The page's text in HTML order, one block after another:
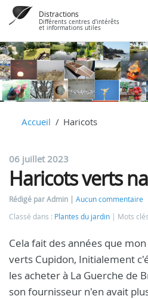
Distractions
Différents centres d'intérêts
et informations utiles
Accueil Haricots
06 juillet 2023
Haricots verts
Rédigé par Admin
Aucun commentaire
Classé dans : Plantes du jardin Mots
Cela fait des années que
verts Cupidon, Initialement
les acheter à La Guerche de
son fournisseur n'en avait